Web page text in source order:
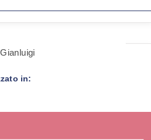
in: